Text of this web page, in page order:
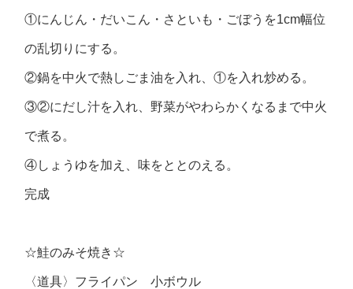
①にんじん・だいこん・さといも・ごぼうを1cm幅位
の乱切りにする。
②鍋を中火で熱しごま油を入れ、①を入れ炒める。
③②にだし汁を入れ、野菜がやわらかくなるまで中火
で煮る。
④しょうゆを加え、味をととのえる。
完成
☆鮭のみそ焼き☆
〈道具〉フライパン 小ボウル